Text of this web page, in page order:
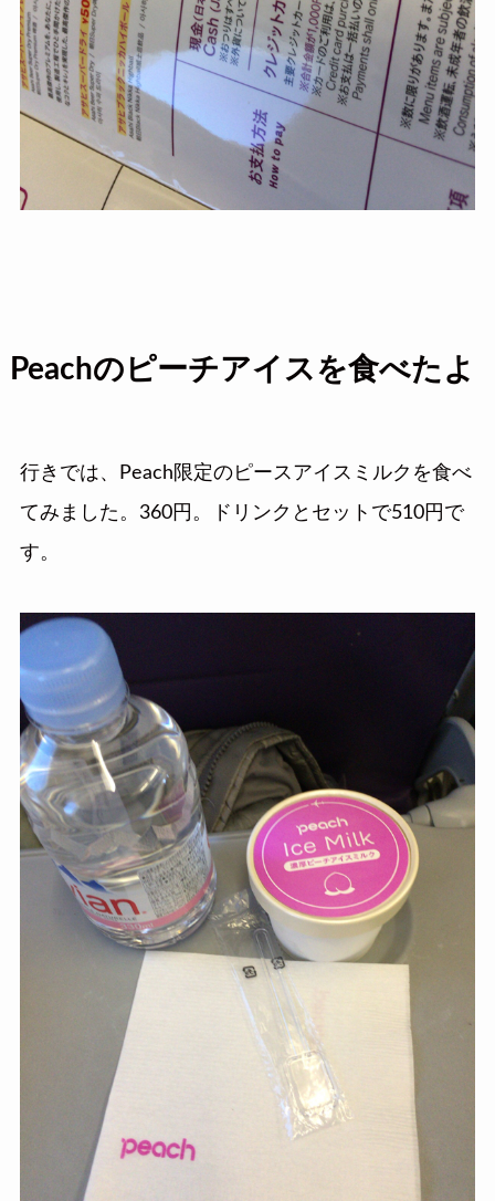
Peachのピーチアイスを食べたよ
行きでは、Peach限定のピースアイスミルクを食べ
てみました。360円。ドリンクとセットで510円で
す。